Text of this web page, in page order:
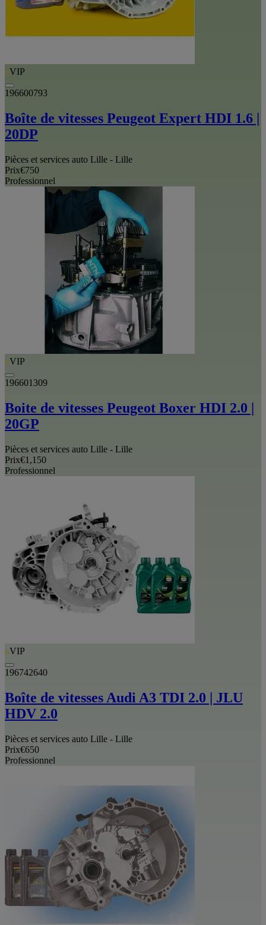
VIP
196600793
Boîte de vitesses Peugeot Expert HDI 1.6 |
20DP
Pièces et services auto Lille - Lille
Prix€750
Professionnel
VIP
196601309
Boite de vitesses Peugeot Boxer HDI 2.0 |
20GP
Pièces et services auto Lille - Lille
Prix€1,150
Professionnel
VIP
196742640
Boîte de vitesses Audi A3 TDI 2.0 | JLU
HDV 2.0
Pièces et services auto Lille - Lille
Prix€650
Professionnel